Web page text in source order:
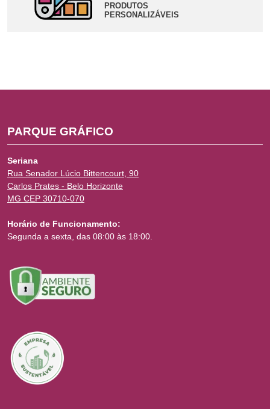
PRODUTOS
PERSONALIZÁVEIS
PARQUE GRÁFICO
Seriana
Rua Senador Lúcio Bittencourt, 90
Carlos Prates - Belo Horizonte
MG CEP 30710-070
Horário de Funcionamento:
Segunda a sexta, das 08:00 às 18:00.